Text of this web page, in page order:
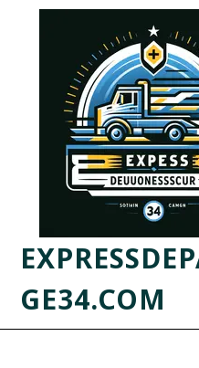
GE34.COM